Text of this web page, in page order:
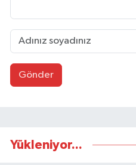
Gönder
Yükleniyor...